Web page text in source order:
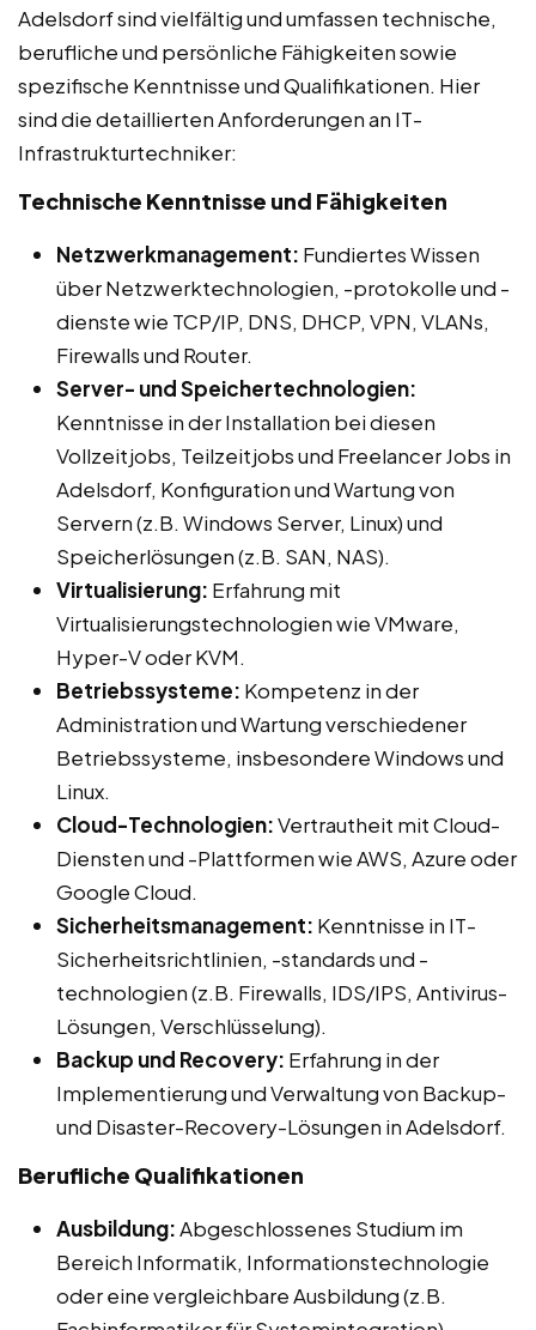
Adelsdorf sind vielfältig und umfassen technische,
berufliche und persönliche Fähigkeiten sowie
spezifische Kenntnisse und Qualifikationen. Hier
sind die detaillierten Anforderungen an IT-
Infrastrukturtechniker:
Technische Kenntnisse und Fähigkeiten
Netzwerkmanagement: Fundiertes Wissen
über Netzwerktechnologien, -protokolle und -
dienste wie TCP/IP, DNS, DHCP, VPN, VLANs,
Firewalls und Router.
Server- und Speichertechnologien:
Kenntnisse in der Installation bei diesen
Vollzeitjobs, Teilzeitjobs und Freelancer Jobs in
Adelsdorf, Konfiguration und Wartung von
Servern (z.B. Windows Server, Linux) und
Speicherlösungen (z.B. SAN, NAS).
Virtualisierung: Erfahrung mit
Virtualisierungstechnologien wie VMware,
Hyper-V oder KVM.
Betriebssysteme: Kompetenz in der
Administration und Wartung verschiedener
Betriebssysteme, insbesondere Windows und
Linux.
Cloud-Technologien:Vertrautheit mit Cloud-
Diensten und -Plattformen wie AWS, Azure oder
Google Cloud.
Sicherheitsmanagement: Kenntnisse in IT-
Sicherheitsrichtlinien, -standards und -
technologien (z.B. Firewalls, IDS/IPS, Antivirus-
Lösungen, Verschlüsselung).
Backup und Recovery: Erfahrung in der
Implementierung und Verwaltung von Backup-
und Disaster-Recovery-Lösungen in Adelsdorf.
Berufliche Qualifikationen
Ausbildung:Abgeschlossenes Studium im
Bereich Informatik, Informationstechnologie
oder eine vergleichbare Ausbildung (z.B.